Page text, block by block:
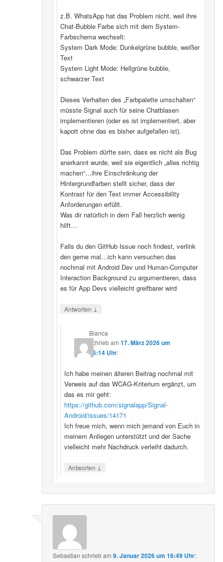
z.B. WhatsApp hat das Problem nicht, weil ihre
Chat-Bubble Farbe sich mit dem System-
Farbschema wechselt:
System Dark Mode: Dunkelgrüne bubble, weißer
Text
System Light Mode: Hellgrüne bubble,
schwarzer Text
Dieses Verhalten des „Farbpalette umschalten“
müsste Signal auch für seine Chatblasen
implementieren (oder es ist implementiert, aber
kapott ohne das es bisher aufgefallen ist).
Das Problem dürfte sein, dass es nicht als Bug
anerkannt wurde, weil sie eigentlich „alles richtig
machen“…ihre Einschränkung der
Hintergrundfarben stellt sicher, dass der
Kontrast für den Text immer Accessibility
Anforderungen erfüllt.
Was dir natürlich in dem Fall herzlich wenig
hilft…
Falls du den GitHub Issue noch findest, verlink
den gerne mal…ich kann versuchen das
nochmal mit Android Dev und Human-Computer
Interaction Background zu argumentieren, dass
es für App Devs vielleicht greifbarer wird
Antworten ↓
Bianca
schriebam 17. März 2026 um
16:14 Uhr:
Ich habe meinen älteren Beitrag nochmal mit
Verweis auf das WCAG-Kriterium ergänzt, um
das es mir geht:
https://github.com/signalapp/Signal-
Android/issues/14171
Ich freue mich, wenn mich jemand von Euch in
meinem Anliegen unterstützt und der Sache
vielleicht mehr Nachdruck verleiht dadurch.
Antworten ↓
Sebastian schriebam9. Januar 2026 um 16:49 Uhr: